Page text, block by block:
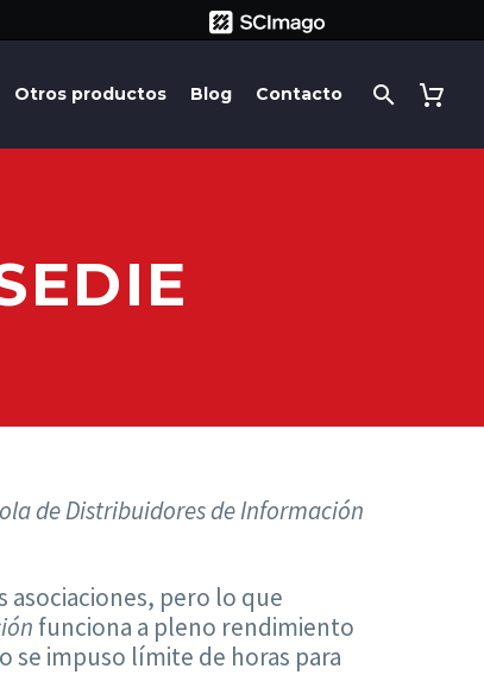
Otros productos Blog Contacto
de Distribuidores de Información
pero lo que
funciona a pleno rendimiento
se impuso límite de horas para